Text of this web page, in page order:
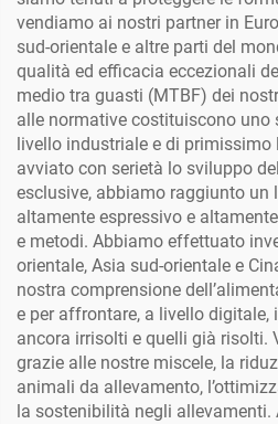
vendiamo ai nostri partner in
sud-orientale e altre parti del
qualità ed efficacia eccezionali
medio tra guasti (MTBF) dei
alle normative costituiscono uno
livello industriale e di
avviato con serietà lo sviluppo
esclusive, abbiamo raggiunto un
altamente espressivo e
e metodi. Abbiamo effettuato
orientale, Asia sud-orientale e
nostra comprensione
e per affrontare, a livello digitale,
ancora irrisolti e quelli già risolti.
grazie alle nostre miscele, la
animali da allevamento,
la sostenibilità negli